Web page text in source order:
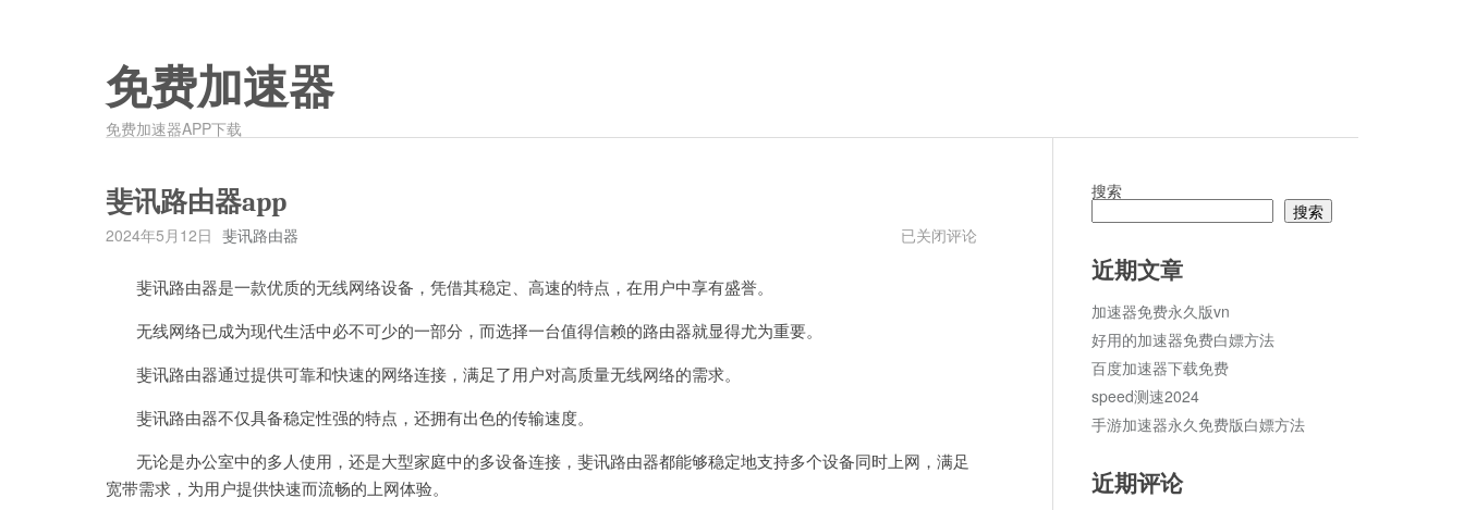
免费加速器
免费加速器APP下载
斐讯路由器app
2024年5月12日 斐讯路由器
斐
已关闭评论
斐讯路由器是一款优质的无线网络设备，凭借其稳定、高速的特点，在用户中享有盛誉。
无线网络已成为现代生活中必不可少的一部分，而选择一台值得信赖的路由器就显得尤为重要。
斐讯路由器通过提供可靠和快速的网络连接，满足了用户对高质量无线网络的需求。
斐讯路由器不仅具备稳定性强的特点，还拥有出色的传输速度。
无论是办公室中的多人使用，还是大型家庭中的多设备连接，斐讯路由器都能够稳定地支持多个设备同时上网，满足
宽带需求，为用户提供快速而流畅的上网体验。
搜索
搜索
近期文章
加速器免费永久版vn
好用的加速器免费白嫖方法
百度加速器下载免费
speed测速2024
手游加速器永久免费版白嫖方法
近期评论